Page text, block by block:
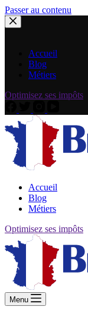
Passer au contenu
Accueil
Blog
Métiers
Optimisez ses impôts
Accueil
Blog
Métiers
Optimisez ses impôts
Menu